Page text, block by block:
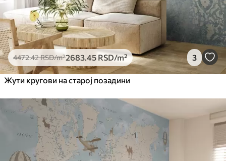
4472.42RSD/m²2683.45 RSD/m² 3
Жути кругови на старој позадини